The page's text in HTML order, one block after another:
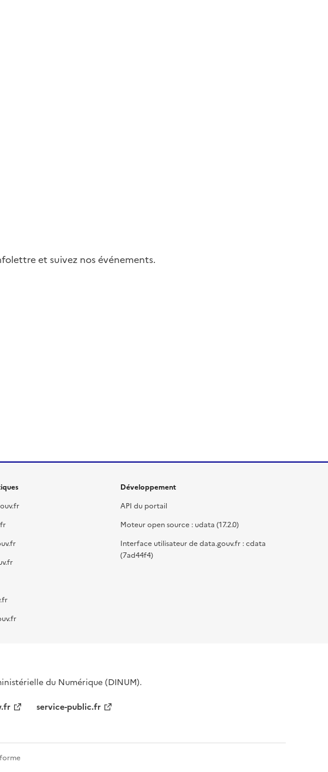
et suivez nos événements.
Développement
API du portail
Moteur open source : udata (17.2.0)
Interface utilisateur de data.gouv.fr : cdata
(7ad44f4)
du Numérique (DINUM).
service-public.fr